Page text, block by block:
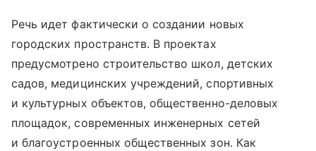
Речь идет фактически о создании новых
городских пространств. В проектах
предусмотрено строительство школ, детских
садов, медицинских учреждений, спортивных
и культурных объектов, общественно-деловых
площадок, современных инженерных сетей
и благоустроенных общественных зон. Как